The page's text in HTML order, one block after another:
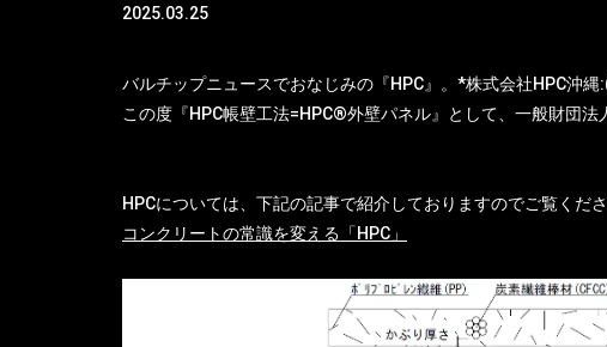
2025.03.25
バルチップニュースでおなじみの『HPC』。*株式会社HPC沖縄
この度『HPC帳壁工法=HPC®外壁パネル』
として、一般財団法
HPCについては、下記の記事で紹介しておりますのでご覧くださ
コンクリートの常識を変える「HPC」